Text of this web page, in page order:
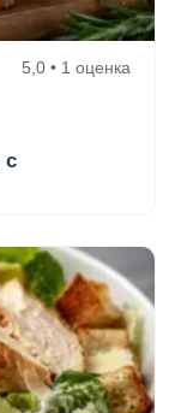
5,0 • 1 оценка
с